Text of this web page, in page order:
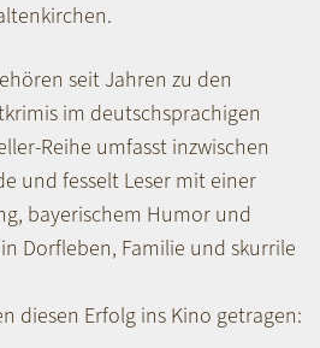
seit Jahren zu den
im deutschsprachigen
Reihe umfasst inzwischen
und fesselt Leser mit einer
bayerischem Humor und
Dorfleben, Familie und skurrile
diesen Erfolg ins Kino getragen: